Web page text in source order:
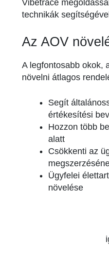
Vibetrace
technikák
Az AOV
A legfontosabb okok,
növelni átlagos
Segít
értékesítési
Hozzon több
alatt
Csökkenti az
Ügyfelei
növelése